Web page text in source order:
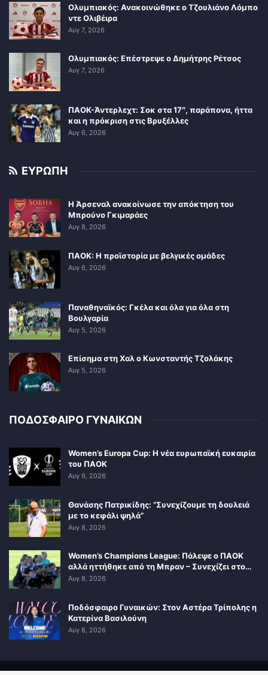
Ολυμπιακός: Ανακοινώθηκε ο Τζουλιάνο Λόμπο
ντε Ολιβέιρα
Αυγ 7, 2026
Ολυμπιακός: Επέστρεψε ο Δημήτρης Ρέτσος
Αυγ 7, 2026
ΠΑΟΚ-Άντερλεχτ: Σοκ στα 17″, παράπονα, ήττα
και η πρόκριση στις Βρυξέλλες
Αυγ 6, 2026
ΕΥΡΩΠΗ
Η Άρσεναλ ανακοίνωσε την απόκτηση του
Μπρούνο Γκιμαράες
Αυγ 8, 2026
ΠΑΟΚ: Η προϊστορία με βελγικές ομάδες
Αυγ 6, 2026
Παναθηναϊκός: Γκέλα και όλα για όλα στη
Βουλγαρία
Αυγ 5, 2026
Επίσημα στη Χαλ ο Κωνσταντής Τζολάκης
Αυγ 5, 2026
ΠΟΔΟΣΦΑΙΡΟ ΓΥΝΑΙΚΩΝ
Women’s Europa Cup: Η νέα ευρωπαϊκή ευκαιρία
του ΠΑΟΚ
Αυγ 9, 2026
Θανάσης Πατρικίδης: “Συνεχίζουμε τη δουλειά
με το κεφάλι ψηλά”
Αυγ 8, 2026
Women’s Champions League: Πάλεψε ο ΠΑΟΚ
αλλά ηττήθηκε από τη Μπραν – Συνεχίζει στο…
Αυγ 8, 2026
Ποδόσφαιρο Γυναικών: Στον Αστέρα Τρίπολης η
Κατερίνα Βασιλούνη
Αυγ 8, 2026